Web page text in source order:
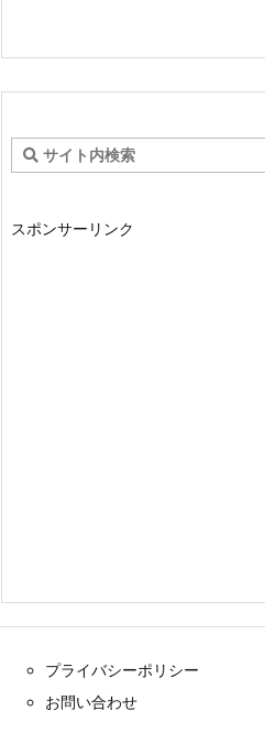
スポンサーリンク
プライバシーポリシー
お問い合わせ